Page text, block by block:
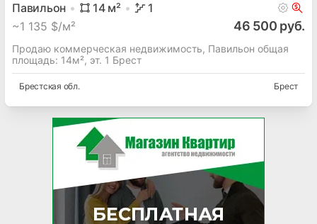
Павильон 14м²
1
~1 135 $/м² 46 500 руб.
Продаю коммерческая недвижимость, Павильон общая
площадь: 14м², эт. 1 Брест
Брестская обл. Брест